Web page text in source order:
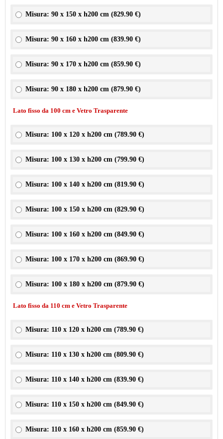
Misura: 90 x 150 x h200 cm (829.90 €)
Misura: 90 x 160 x h200 cm (839.90 €)
Misura: 90 x 170 x h200 cm (859.90 €)
Misura: 90 x 180 x h200 cm (879.90 €)
Lato fisso da 100 cm e Vetro Trasparente
Misura: 100 x 120 x h200 cm (789.90 €)
Misura: 100 x 130 x h200 cm (799.90 €)
Misura: 100 x 140 x h200 cm (819.90 €)
Misura: 100 x 150 x h200 cm (829.90 €)
Misura: 100 x 160 x h200 cm (849.90 €)
Misura: 100 x 170 x h200 cm (869.90 €)
Misura: 100 x 180 x h200 cm (879.90 €)
Lato fisso da 110 cm e Vetro Trasparente
Misura: 110 x 120 x h200 cm (789.90 €)
Misura: 110 x 130 x h200 cm (809.90 €)
Misura: 110 x 140 x h200 cm (839.90 €)
Misura: 110 x 150 x h200 cm (849.90 €)
Misura: 110 x 160 x h200 cm (859.90 €)